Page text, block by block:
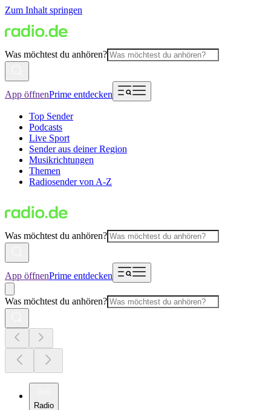
Zum Inhalt springen
Was möchtest du anhören?
App öffnenPrime entdecken
Top Sender
Podcasts
Live Sport
Sender aus deiner Region
Musikrichtungen
Themen
Radiosender von A-Z
Was möchtest du anhören?
App öffnenPrime entdecken
Was möchtest du anhören?
Radio